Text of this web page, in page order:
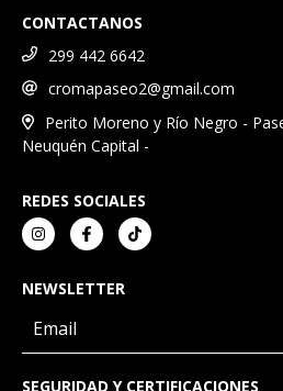
CONTACTANOS
299 442 6642
cromapaseo2@gmail.com
Perito Moreno y Río Negro -
Neuquén Capital -
REDES SOCIALES
NEWSLETTER
SEGURIDAD Y CERTIFICACIONES